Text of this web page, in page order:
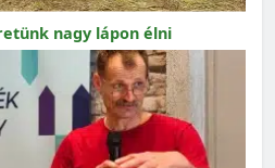
nagy lápon élni